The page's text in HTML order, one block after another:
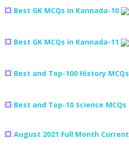
💥 Best GK MCQs in Kannada-10
💥 Best GK MCQs in Kannada-11
💥 Best and Top-100 History
💥 Best and Top-10 Science
💥 August 2021 Full Month